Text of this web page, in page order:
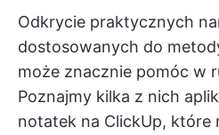
Odkrycie praktycznych
dostosowanych do
może znacznie pomóc w
Poznajmy kilka z nich
notatek na ClickUp, które